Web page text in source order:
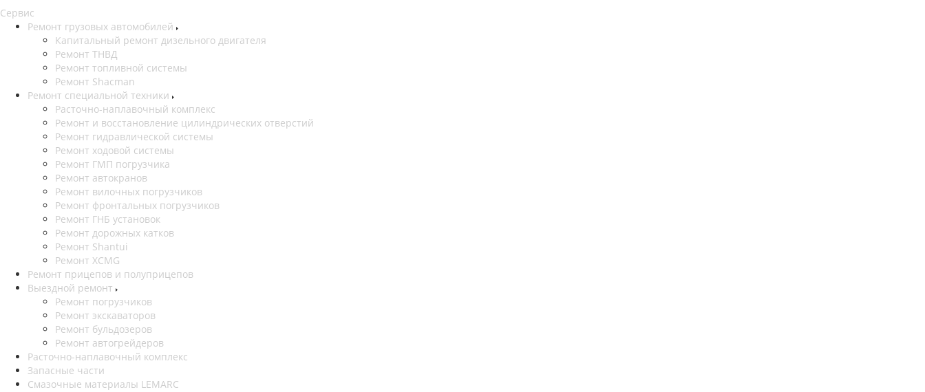
Сервис
Ремонт грузовых автомобилей
Капитальный ремонт дизельного двигателя
Ремонт ТНВД
Ремонт топливной системы
Ремонт Shacman
Ремонт специальной техники
Расточно-наплавочный комплекс
Ремонт и восстановление цилиндрических отверстий
Ремонт гидравлической системы
Ремонт ходовой системы
Ремонт ГМП погрузчика
Ремонт автокранов
Ремонт вилочных погрузчиков
Ремонт фронтальных погрузчиков
Ремонт ГНБ установок
Ремонт дорожных катков
Ремонт Shantui
Ремонт XCMG
Ремонт прицепов и полуприцепов
Выездной ремонт
Ремонт погрузчиков
Ремонт экскаваторов
Ремонт бульдозеров
Ремонт автогрейдеров
Расточно-наплавочный комплекс
Запасные части
Смазочные материалы LEMARC